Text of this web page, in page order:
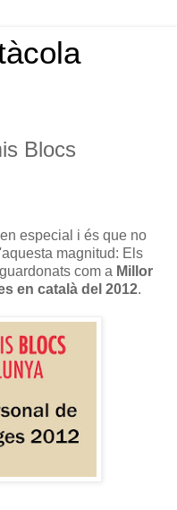
Blocs
especial i és que no
magnitud: Els
com a Millor
en català del 2012.